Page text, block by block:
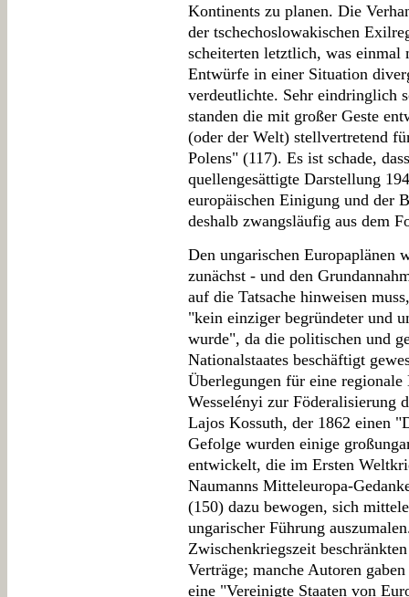
Kontinents zu planen. Die
der tschechoslowakischen
scheiterten letztlich, was einmal
Entwürfe in einer Situation
verdeutlichte. Sehr eindringlich
standen die mit großer Geste
(oder der Welt) stellvertretend
Polens" (117). Es ist schade,
quellengesättigte Darstellung
europäischen Einigung und der
deshalb zwangsläufig aus dem
Den ungarischen Europaplänen
zunächst - und den
auf die Tatsache hinweisen
"kein einziger begründeter und
wurde", da die politischen und
Nationalstaates beschäftigt
Überlegungen für eine
Wesselényi zur Föderalisierung
Lajos Kossuth, der 1862 einen
Gefolge wurden einige
entwickelt, die im Ersten
Naumanns Mitteleuropa-
(150) dazu bewogen, sich
ungarischer Führung
Zwischenkriegszeit
Verträge; manche Autoren
eine "Vereinigte Staaten von